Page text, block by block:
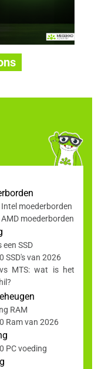
Intel moederborden
AMD moederborden
een SSD
SSD's van 2026
MTS: wat is het
RAM
Ram van 2026
PC voeding